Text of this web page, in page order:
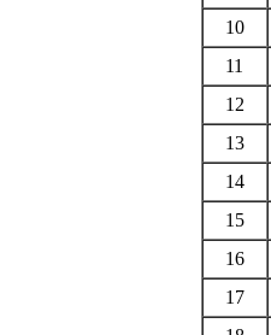
10
11
12
13
14
15
16
17